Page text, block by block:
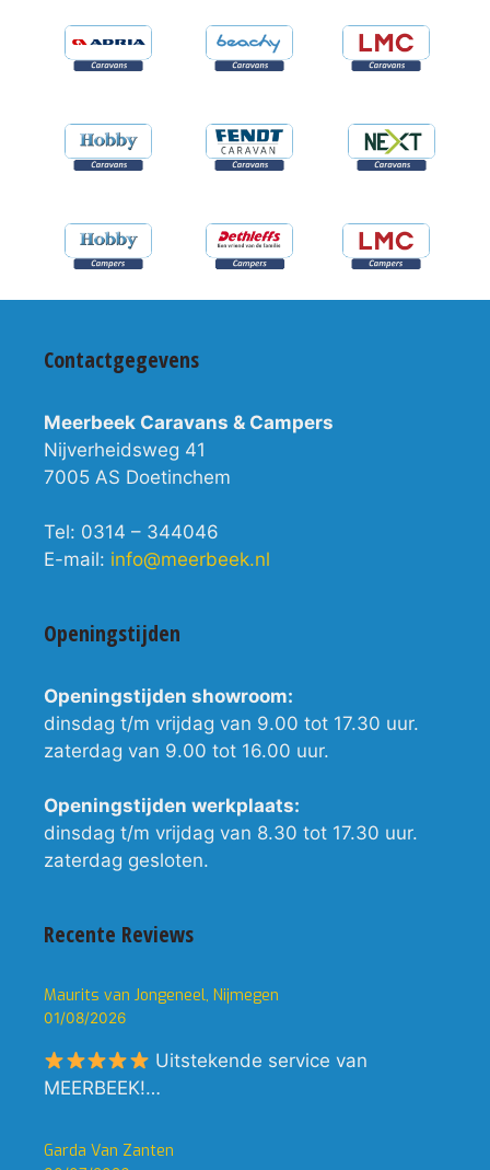
Contactgegevens
Meerbeek Caravans & Campers
Nijverheidsweg 41
7005 AS Doetinchem
Tel: 0314 – 344046
E-mail: info@meerbeek.nl
Openingstijden
Openingstijden showroom:
dinsdag t/m vrijdag van 9.00 tot 17.30 uur.
zaterdag van 9.00 tot 16.00 uur.
Openingstijden werkplaats:
dinsdag t/m vrijdag van 8.30 tot 17.30 uur.
zaterdag gesloten.
Recente Reviews
Maurits van Jongeneel, Nijmegen
01/08/2026
Uitstekende service van
MEERBEEK!…
Garda Van Zanten